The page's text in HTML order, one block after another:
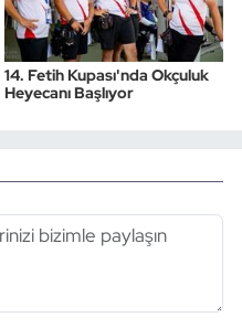
14. Fetih Kupası'nda Okçuluk
Heyecanı Başlıyor